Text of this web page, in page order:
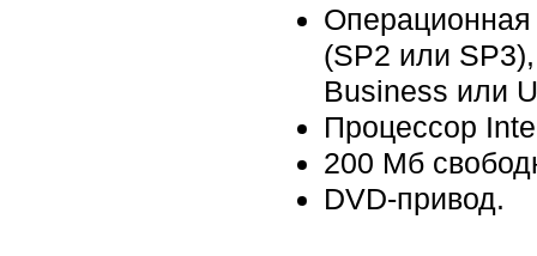
(SP2 или
Business или
Процессор
200 Мб
DVD-привод.